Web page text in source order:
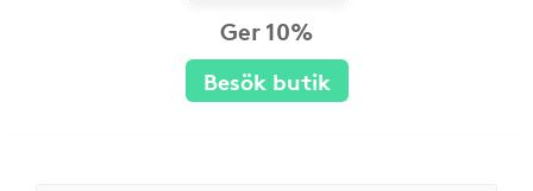
Ger 10%
Besök butik